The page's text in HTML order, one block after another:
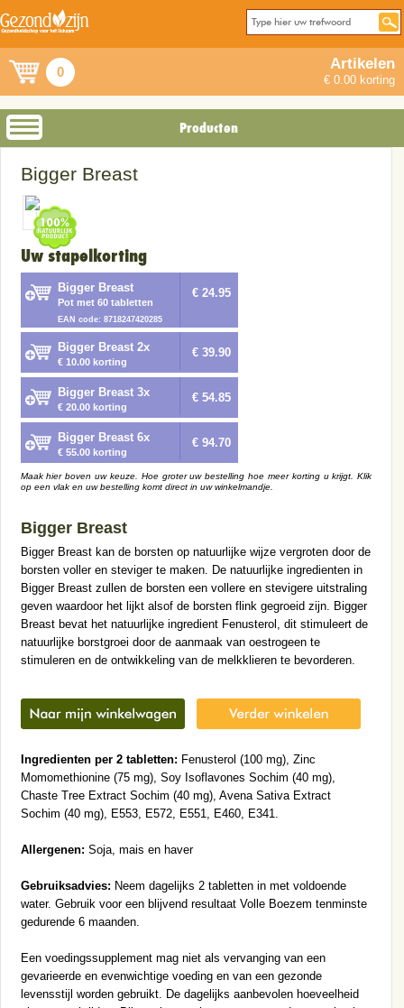
0 Artikelen
€ 0.00 korting
Producten
Bigger Breast
Uw stapelkorting
Bigger Breast
Pot met 60 tabletten
EAN code: 8718247420285
€ 24.95
Bigger Breast 2x
€ 10.00 korting
€ 39.90
Bigger Breast 3x
€ 20.00 korting
€ 54.85
Bigger Breast 6x
€ 55.00 korting
€ 94.70
Maak hier boven uw keuze. Hoe groter uw bestelling hoe meer korting u krijgt. Klik
op een vlak en uw bestelling komt direct in uw winkelmandje.
Bigger Breast
Bigger Breast kan de borsten op natuurlijke wijze vergroten door de
borsten voller en steviger te maken. De natuurlijke ingredienten in
Bigger Breast zullen de borsten een vollere en stevigere uitstraling
geven waardoor het lijkt alsof de borsten flink gegroeid zijn. Bigger
Breast bevat het natuurlijke ingredient Fenusterol, dit stimuleert de
natuurlijke borstgroei door de aanmaak van oestrogeen te
stimuleren en de ontwikkeling van de melkklieren te bevorderen.
Ingredienten per 2 tabletten: Fenusterol (100 mg), Zinc
Momomethionine (75 mg), Soy Isoflavones Sochim (40 mg),
Chaste Tree Extract Sochim (40 mg), Avena Sativa Extract
Sochim (40 mg), E553, E572, E551, E460, E341.
Allergenen: Soja, mais en haver
Gebruiksadvies: Neem dagelijks 2 tabletten in met voldoende
water. Gebruik voor een blijvend resultaat Volle Boezem tenminste
gedurende 6 maanden.
Een voedingssupplement mag niet als vervanging van een
gevarieerde en evenwichtige voeding en van een gezonde
levensstijl worden gebruikt. De dagelijks aanbevolen hoeveelheid